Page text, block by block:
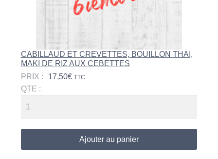
CABILLAUD ET CREVETTES, BOUILLON THAI,
MAKI DE RIZ AUX CEBETTES
PRIX :
17,50€ TTC
QTE :
Ajouter au panier